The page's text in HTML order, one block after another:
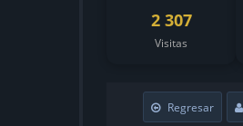
2 307
Visitas
Regresar